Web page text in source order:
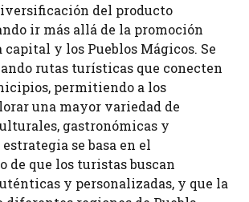
del producto
ir más allá de la promoción
y los Pueblos Mágicos. Se
rutas turísticas que conecten
permitiendo a los
una mayor variedad de
gastronómicas y
se basa en el
de que los turistas buscan
y personalizadas, y que la